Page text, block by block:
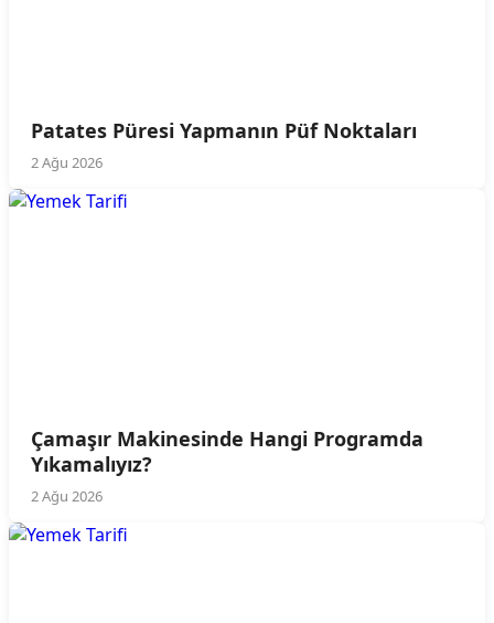
Patates Püresi Yapmanın Püf Noktaları
2 Ağu 2026
Çamaşır Makinesinde Hangi Programda
Yıkamalıyız?
2 Ağu 2026